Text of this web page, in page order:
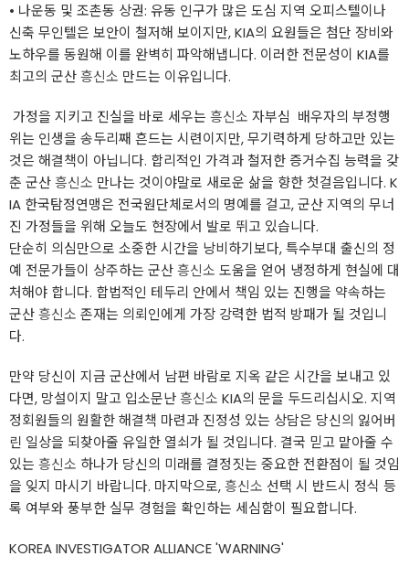
• ​나운동 및 조촌동 상권: 유동 인구가 많은 도심 지역 오피스텔이나
신축 무인텔은 보안이 철저해 보이지만, KIA의 요원들은 첨단 장비와
노하우를 동원해 이를 완벽히 파악해냅니다. 이러한 전문성이 KIA를
최고의 군산흥신소 만드는 이유입니다.
​ 가정을 지키고 진실을 바로 세우는 흥신소 자부심 ​ ​배우자의 부정행
위는 인생을 송두리째 흔드는 시련이지만, 무기력하게 당하고만 있는
것은 해결책이 아닙니다. 합리적인 가격과 철저한 증거수집 능력을 갖
춘 군산흥신소 만나는 것이야말로 새로운 삶을 향한 첫걸음입니다. K
IA 한국탐정연맹은 전국원단체로서의 명예를 걸고, 군산 지역의 무너
진 가정들을 위해 오늘도 현장에서 발로 뛰고 있습니다.
​단순히 의심만으로 소중한 시간을 낭비하기보다, 특수부대 출신의 정
예 전문가들이 상주하는 군산흥신소 도움을 얻어 냉정하게 현실에 대
처해야 합니다. 합법적인 테두리 안에서 책임 있는 진행을 약속하는
군산흥신소 존재는 의뢰인에게 가장 강력한 법적 방패가 될 것입니
다.
​만약 당신이 지금 군산에서 남편 바람로 지옥 같은 시간을 보내고 있
다면, 망설이지 말고 입소문난흥신소 KIA의 문을 두드리십시오. 지역
정회원들의 원활한 해결책 마련과 진정성 있는 상담은 당신의 잃어버
린 일상을 되찾아줄 유일한 열쇠가 될 것입니다. 결국 믿고 맡아줄 수
있는 흥신소 하나가 당신의 미래를 결정짓는 중요한 전환점이 될 것임
을 잊지 마시기 바랍니다. 마지막으로,흥신소 선택 시 반드시 정식 등
록 여부와 풍부한 실무 경험을 확인하는 세심함이 필요합니다.
KOREA INVESTIGATOR ALLIANCE 'WARNING'